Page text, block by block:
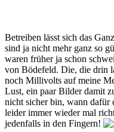
Betreiben lässt sich das
sind ja nicht mehr ganz so
waren früher ja schon
von Bödefeld. Die, die drin
noch Millivolts auf meine
Lust, ein paar Bilder damit
nicht sicher bin, wann dafür
leider immer wieder mal
jedenfalls in den Fingern!